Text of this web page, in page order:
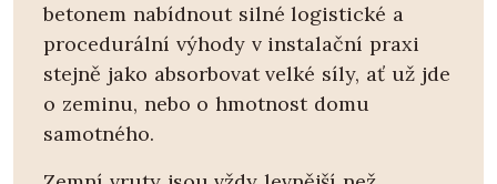
betonem nabídnout silné logistické a
procedurální výhody v instalační praxi
stejně jako absorbovat velké síly, ať už jde
o zeminu, nebo o hmotnost domu
samotného.